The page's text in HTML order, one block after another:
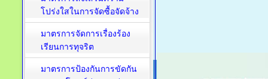
โปร่งใสในการจัดซื้อจัดจ้าง
มาตรการจัดการเรื่องร้อง
เรียนการทุจริต
มาตรการป้องกันการขัดกัน